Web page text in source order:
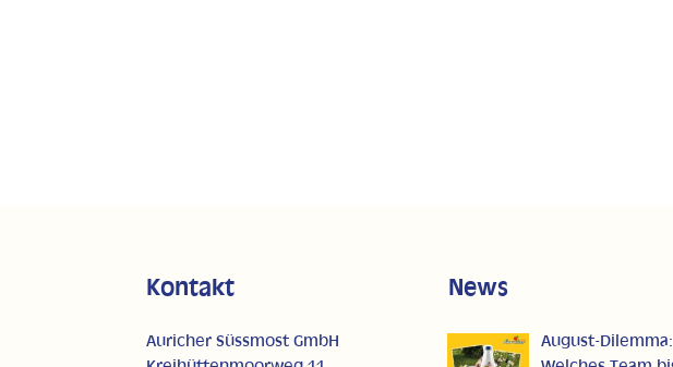
Kontakt
Auricher Süssmost GmbH
News
August-Dilemma: